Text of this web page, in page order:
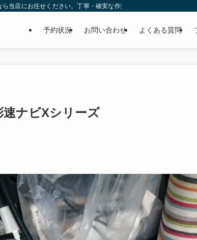
当店にお任せください。丁寧・確実な作業で個人様だけでなく
予約状況 お問い合わせ よくある質問
ナビXシリーズ